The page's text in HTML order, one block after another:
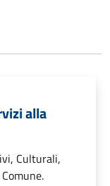
alla
Culturali,